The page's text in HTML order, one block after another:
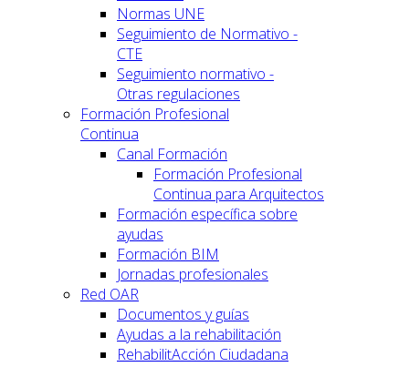
Normas UNE
Seguimiento de Normativo -
CTE
Seguimiento normativo -
Otras regulaciones
Formación Profesional
Continua
Canal Formación
Formación Profesional
Continua para Arquitectos
Formación específica sobre
ayudas
Formación BIM
Jornadas profesionales
Red OAR
Documentos y guías
Ayudas a la rehabilitación
RehabilitAcción Ciudadana